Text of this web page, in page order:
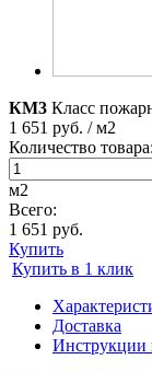
КМ3 Класс
1 651 руб. / м2
Количество товара:
м2
Всего:
1 651 руб.
Купить
Купить в 1 клик
Доставка
Инструкции